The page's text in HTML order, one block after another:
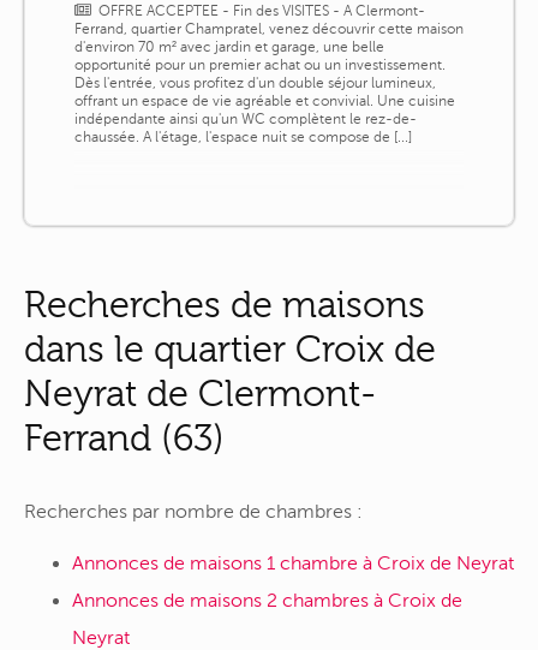
OFFRE ACCEPTEE - Fin des VISITES - A Clermont-
Ferrand, quartier Champratel, venez découvrir cette maison
d'environ 70 m² avec jardin et garage, une belle
opportunité pour un premier achat ou un investissement.
Dès l'entrée, vous profitez d'un double séjour lumineux,
offrant un espace de vie agréable et convivial. Une cuisine
indépendante ainsi qu'un WC complètent le rez-de-
chaussée. A l'étage, l'espace nuit se compose de [...]
Recherches de maisons
dans le quartier Croix de
Neyrat de Clermont-
Ferrand (63)
Recherches par nombre de chambres :
Annonces de maisons 1 chambre à Croix de Neyrat
Annonces de maisons 2 chambres à Croix de
Neyrat